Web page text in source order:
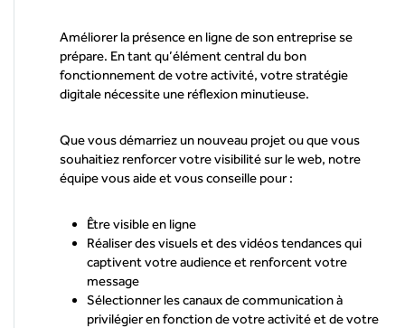
Améliorer la présence en ligne de son entreprise se
prépare. En tant qu’élément central du bon
fonctionnement de votre activité, votre stratégie
digitale nécessite une réflexion minutieuse.
Que vous démarriez un nouveau projet ou que vous
souhaitiez renforcer votre visibilité sur le web, notre
équipe vous aide et vous conseille pour :
Être visible en ligne
Réaliser des visuels et des vidéos tendances qui
captivent votre audience et renforcent votre
message
Sélectionner les canaux de communication à
privilégier en fonction de votre activité et de votre